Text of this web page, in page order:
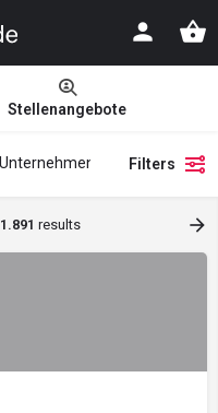
Stellenangebote
Filters
1.891 results